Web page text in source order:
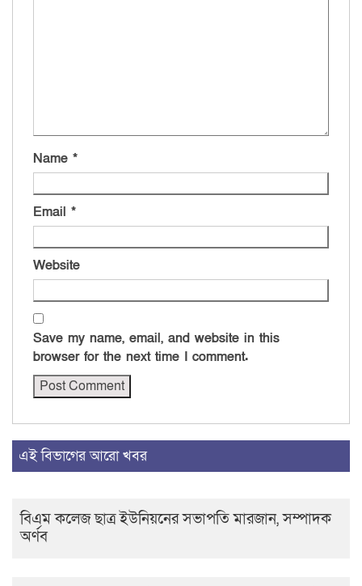
Name *
Email *
Website
Save my name, email, and website in this
browser for the next time I comment.
এই বিভাগের আরো খবর
বিএম কলেজ ছাত্র ইউনিয়নের সভাপতি মারজান, সম্পাদক
অর্ণব